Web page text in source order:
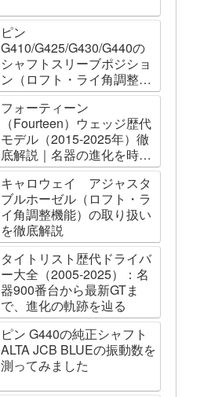
ピン
G410/G425/G430/G440の
シャフトスリーブポジショ
ン（ロフト・ライ角調整機
能）について
フォーティーン
（Fourteen）ウェッジ歴代
モデル（2015-2025年）徹
底解説｜名器の進化を時系
列で辿る
キャロウェイ アジャスタ
ブルホーゼル（ロフト・ラ
イ角調整機能）の取り扱い
を徹底解説
タイトリスト歴代ドライバ
ー大全（2005-2025）：名
器900番台から最新GTま
で、進化の軌跡を辿る
ピン G440の純正シャフト
ALTA JCB BLUEの振動数を
測ってみました